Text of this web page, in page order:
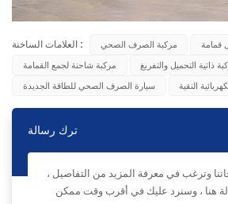
العلامات الساخنة : مركبة الصرف الصحي
قمامة
مركبة شاحنة لجمع القمامة
ذاتية التحميل والتفريغ
سيارة الصرف الصحي للطاقة الجديدة
النقية
ترك رسالة
وترغب في معرفة المزيد من التفاصيل ،